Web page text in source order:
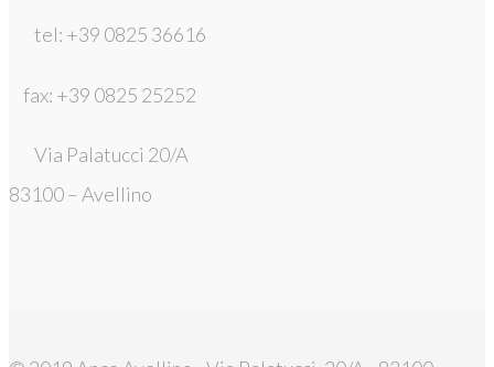
tel: +39 0825 36616
fax: +39 0825 25252
Via Palatucci 20/A
83100 – Avellino